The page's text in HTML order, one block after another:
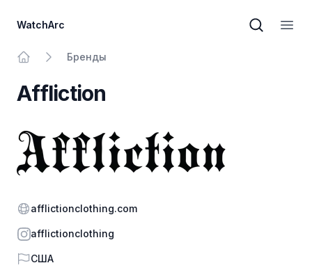
WatchArc
Поиск
Бренды
Affliction
Официальный сайт
afflictionclothing.com
Instagram
afflictionclothing
Страна
США